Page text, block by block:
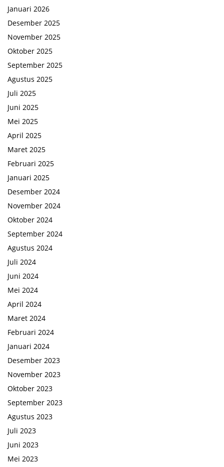
Januari 2026
Desember 2025
November 2025
Oktober 2025
September 2025
Agustus 2025
Juli 2025
Juni 2025
Mei 2025
April 2025
Maret 2025
Februari 2025
Januari 2025
Desember 2024
November 2024
Oktober 2024
September 2024
Agustus 2024
Juli 2024
Juni 2024
Mei 2024
April 2024
Maret 2024
Februari 2024
Januari 2024
Desember 2023
November 2023
Oktober 2023
September 2023
Agustus 2023
Juli 2023
Juni 2023
Mei 2023